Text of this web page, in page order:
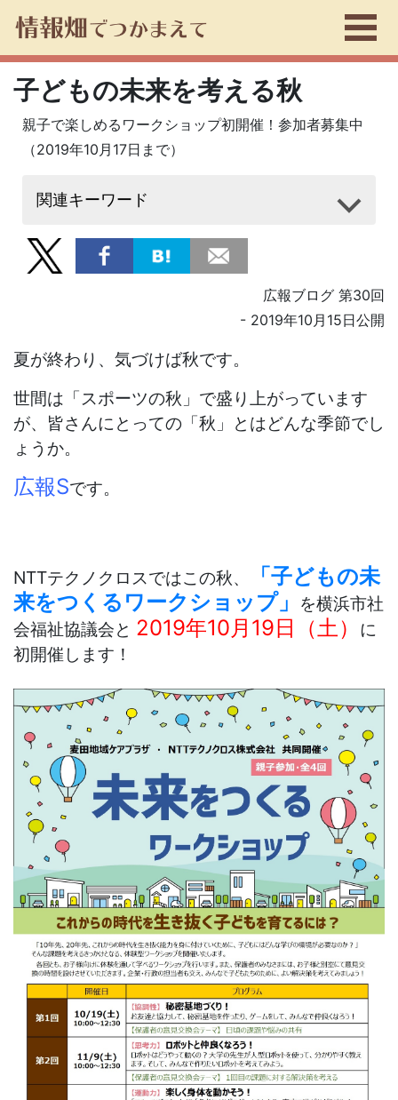
子どもの未来を考える秋
親子で楽しめるワークショップ初開催！参加者募集中
（2019年10月17日まで）
関連キーワード
広報ブログ 第30回
- 2019年10月15日公開
夏が終わり、気づけば秋です。
世間は「スポーツの秋」で盛り上がっています
が、皆さんにとっての「秋」とはどんな季節でし
ょうか。
広報Sです。
NTTテクノクロスではこの秋、
「子どもの未
来をつくるワークショップ」
を横浜市社
会福祉協議会と 2019年10月19日（土）
に
初開催します！